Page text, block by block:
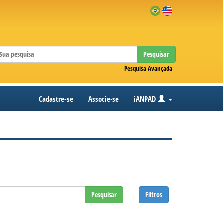
Pesquisar
Pesquisa Avançada
Cadastre-se Associe-se iANPAD
Pesquisar Filtros